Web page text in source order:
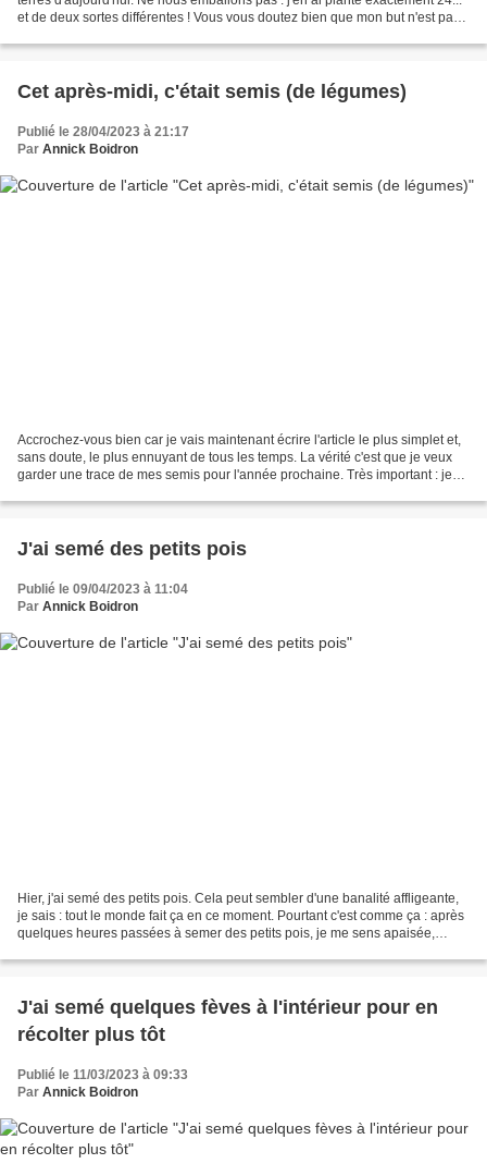
et de deux sortes différentes ! Vous vous doutez bien que mon but n'est pas
Cet après-midi, c'était semis (de légumes)
Publié le 28/04/2023 à 21:17
Par Annick Boidron
Accrochez-vous bien car je vais maintenant écrire l'article le plus simplet et,
sans doute, le plus ennuyant de tous les temps. La vérité c'est que je veux
garder une trace de mes semis pour l'année prochaine. Très important : je
J'ai semé des petits pois
Publié le 09/04/2023 à 11:04
Par Annick Boidron
Hier, j'ai semé des petits pois. Cela peut sembler d'une banalité affligeante,
je sais : tout le monde fait ça en ce moment. Pourtant c'est comme ça : après
quelques heures passées à semer des petits pois, je me sens apaisée,
J'ai semé quelques fèves à l'intérieur pour en
récolter plus tôt
Publié le 11/03/2023 à 09:33
Par Annick Boidron